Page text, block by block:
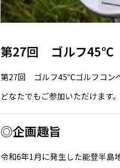
第27回 ゴルフ45℃
第27回 ゴルフ45℃ゴルフコン
どなたでもご参加いただけます
◎企画趣旨
令和6年1月に発生した能登半島